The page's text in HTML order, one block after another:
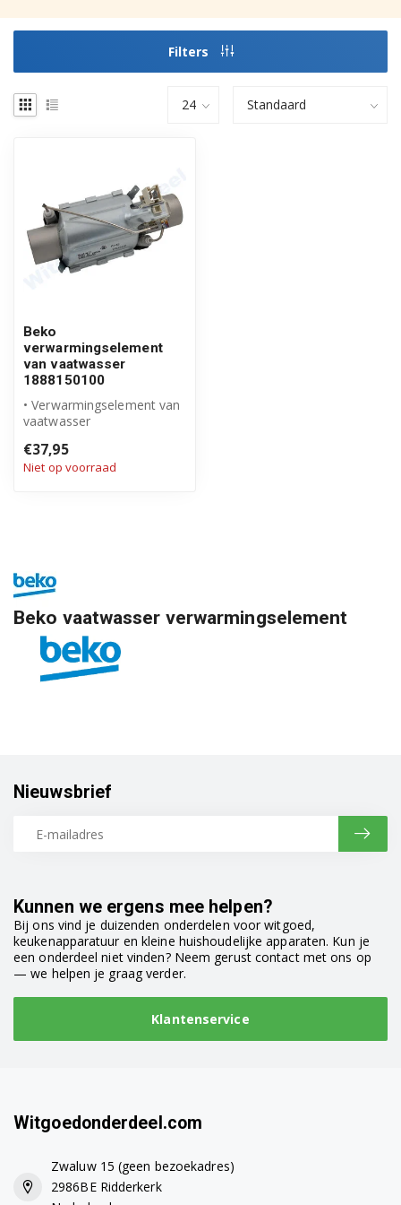
Filters
Beko
verwarmingselement
van vaatwasser
1888150100
• Verwarmingselement van
vaatwasser
• Doorstroomeleme...
€37,95
Niet op voorraad
Beko vaatwasser verwarmingselement
Kunnen we ergens mee helpen?
Bij ons vind je duizenden onderdelen voor witgoed,
keukenapparatuur en kleine huishoudelijke apparaten. Kun je
een onderdeel niet vinden? Neem gerust contact met ons op
— we helpen je graag verder.
Klantenservice
Nieuwsbrief
Witgoedonderdeel.com
Zwaluw 15 (geen bezoekadres)
2986BE Ridderkerk